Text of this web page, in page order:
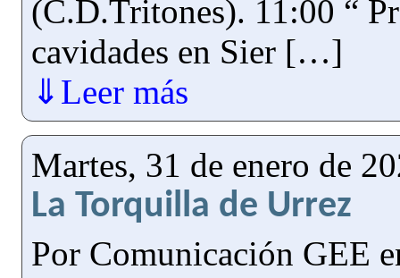
(C.D.Tritones). 11:00 “
cavidades en Sier […]
⇓Leer más
Martes, 31 de enero de
La Torquilla de Urrez
Por Comunicación GEE